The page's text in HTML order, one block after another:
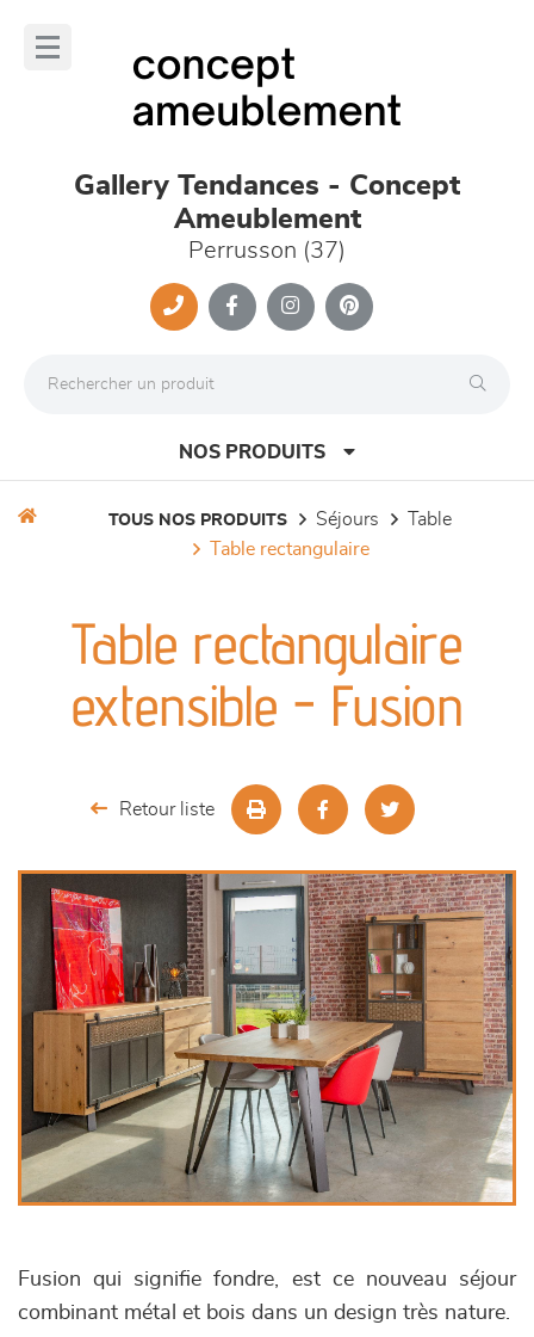
Gallery Tendances - Concept
Ameublement
Perrusson (37)
NOS PRODUITS
séjours
meubles de complément
décoration
TOUS NOS PRODUITS séjours
table
table rectangulaire
Table rectangulaire
extensible - Fusion
Retour liste
Fusion qui signifie fondre, est ce nouveau séjour
combinant métal et bois dans un design très nature.